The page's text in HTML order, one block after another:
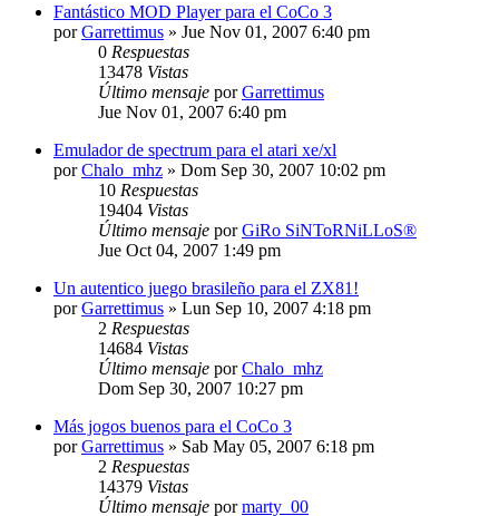
Fantástico MOD Player para el CoCo 3
porGarrettimus » Jue Nov 01, 2007 6:40 pm
0 Respuestas
13478 Vistas
Último mensaje porGarrettimus
Jue Nov 01, 2007 6:40 pm
Emulador de spectrum para el atari xe/xl
porChalo_mhz » Dom Sep 30, 2007 10:02 pm
10 Respuestas
19404 Vistas
Último mensaje porGiRo SiNToRNiLLoS®
Jue Oct 04, 2007 1:49 pm
Un autentico juego brasileño para el ZX81!
porGarrettimus » Lun Sep 10, 2007 4:18 pm
2 Respuestas
14684 Vistas
Último mensaje porChalo_mhz
Dom Sep 30, 2007 10:27 pm
Más jogos buenos para el CoCo 3
porGarrettimus » Sab May 05, 2007 6:18 pm
2 Respuestas
14379 Vistas
Último mensaje pormarty_00